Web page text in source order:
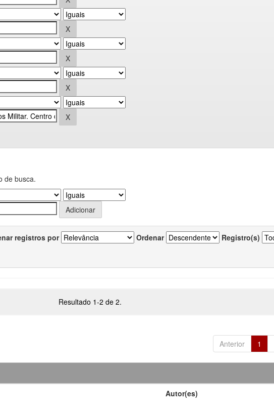
de busca.
registros por Ordenar Registro(s)
Resultado 1-2 de 2.
Anterior 1
Autor(es)